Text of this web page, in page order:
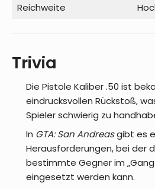
Reichweite
Trivia
Die Pistole Kaliber .50 ist
eindrucksvollen Rückstoß,
Spieler schwierig zu
In GTA: San Andreasgibt es
Herausforderungen, bei der
bestimmte Gegner im
eingesetzt werden kann.